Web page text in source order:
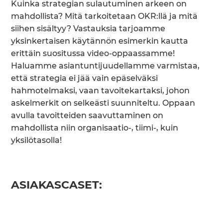
Kuinka strategian sulautuminen arkeen on
mahdollista? Mitä tarkoitetaan OKR:llä ja mitä
siihen sisältyy? Vastauksia tarjoamme
yksinkertaisen käytännön esimerkin kautta
erittäin suositussa video-oppaassamme!
Haluamme asiantuntijuudellamme varmistaa,
että strategia ei jää vain epäselväksi
hahmotelmaksi, vaan tavoitekartaksi, johon
askelmerkit on selkeästi suunniteltu. Oppaan
avulla tavoitteiden saavuttaminen on
mahdollista niin organisaatio-, tiimi-, kuin
yksilötasolla!
ASIAKASCASET: